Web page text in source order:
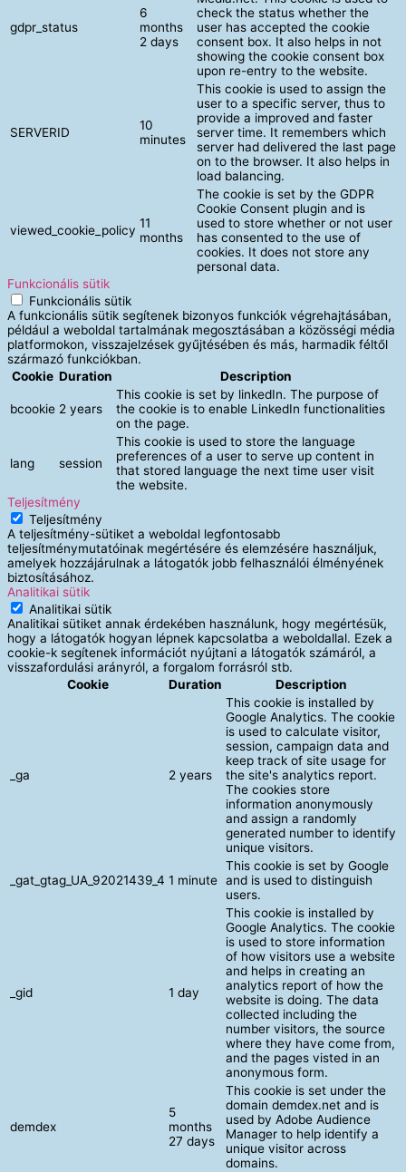
gdpr_status
6
months
2 days
check the status whether the
user has accepted the cookie
consent box. It also helps in not
showing the cookie consent box
upon re-entry to the website.
SERVERID
10
minutes
This cookie is used to assign the
user to a specific server, thus to
provide a improved and faster
server time. It remembers which
server had delivered the last page
on to the browser. It also helps in
load balancing.
viewed_cookie_policy 11
months
The cookie is set by the GDPR
Cookie Consent plugin and is
used to store whether or not user
has consented to the use of
cookies. It does not store any
personal data.
Funkcionális sütik
Funkcionális sütik
A funkcionális sütik segítenek bizonyos funkciók végrehajtásában,
például a weboldal tartalmának megosztásában a közösségi média
platformokon, visszajelzések gyűjtésében és más, harmadik féltől
származó funkciókban.
Cookie Duration Description
bcookie 2 years
This cookie is set by linkedIn. The purpose of
the cookie is to enable LinkedIn functionalities
on the page.
lang session
This cookie is used to store the language
preferences of a user to serve up content in
that stored language the next time user visit
the website.
Teljesítmény
Teljesítmény
A teljesítmény-sütiket a weboldal legfontosabb
teljesítménymutatóinak megértésére és elemzésére használjuk,
amelyek hozzájárulnak a látogatók jobb felhasználói élményének
biztosításához.
Analitikai sütik
Analitikai sütik
Analitikai sütiket annak érdekében használunk, hogy megértésük,
hogy a látogatók hogyan lépnek kapcsolatba a weboldallal. Ezek a
cookie-k segítenek információt nyújtani a látogatók számáról, a
visszafordulási arányról, a forgalom forrásról stb.
Cookie
Duration Description
_ga 2 years
This cookie is installed by
Google Analytics. The cookie
is used to calculate visitor,
session, campaign data and
keep track of site usage for
the site's analytics report.
The cookies store
information anonymously
and assign a randomly
generated number to identify
unique visitors.
_gat_gtag_UA_92021439_4 1 minute
This cookie is set by Google
and is used to distinguish
users.
_gid 1 day
This cookie is installed by
Google Analytics. The cookie
is used to store information
of how visitors use a website
and helps in creating an
analytics report of how the
website is doing. The data
collected including the
number visitors, the source
where they have come from,
and the pages visted in an
anonymous form.
demdex
5
months
27 days
This cookie is set under the
domain demdex.net and is
used by Adobe Audience
Manager to help identify a
unique visitor across
domains.